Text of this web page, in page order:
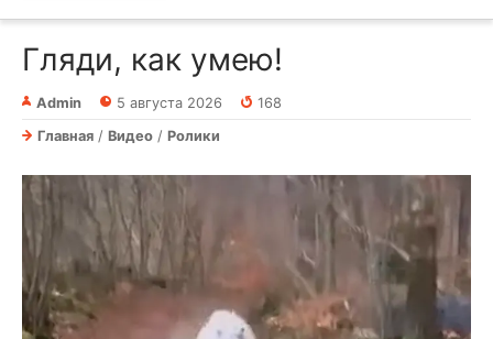
Гляди, как умею!
Admin 5 августа 2026
168
Главная / Видео / Ролики